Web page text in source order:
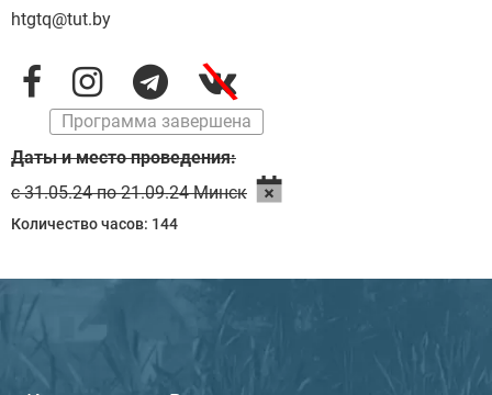
htgtq@tut.by
\
Программа завершена
Даты и место проведения:
с 31.05.24 по 21.09.24 Минск
Количество часов: 144